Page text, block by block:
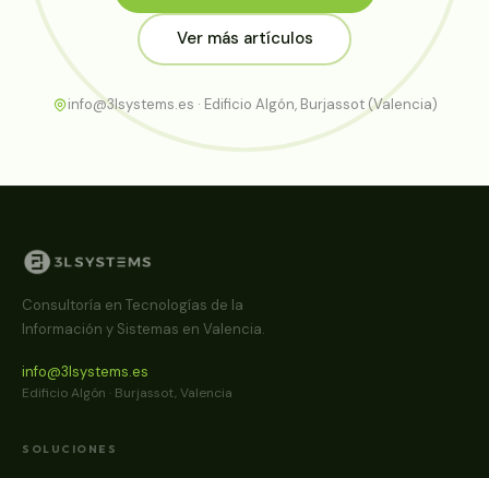
Ver más artículos
info@3lsystems.es · Edificio Algón, Burjassot (Valencia)
Consultoría en Tecnologías de la
Información y Sistemas en Valencia.
info@3lsystems.es
Edificio Algón · Burjassot, Valencia
SOLUCIONES